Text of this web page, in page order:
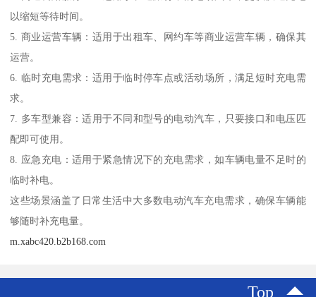
以缩短等待时间。
5. 商业运营车辆：适用于出租车、网约车等商业运营车辆，确保其
运营。
6. 临时充电需求：适用于临时停车点或活动场所，满足短时充电需
求。
7. 多车型兼容：适用于不同和型号的电动汽车，只要接口和电压匹
配即可使用。
8. 应急充电：适用于紧急情况下的充电需求，如车辆电量不足时的
临时补电。
这些场景涵盖了日常生活中大多数电动汽车充电需求，确保车辆能
够随时补充电量。
m.xabc420.b2b168.com
Top